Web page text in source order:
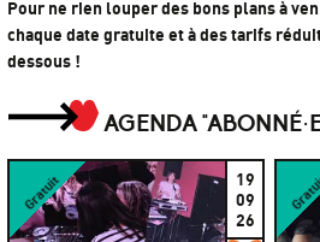
Pour ne rien louper des bons plans à
chaque date gratuite et à des tarifs
dessous !
AGENDA
Gratuit
19
09
26